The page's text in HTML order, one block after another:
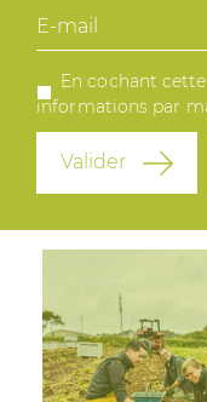
E-
mail
En cochant
informations par
Valider